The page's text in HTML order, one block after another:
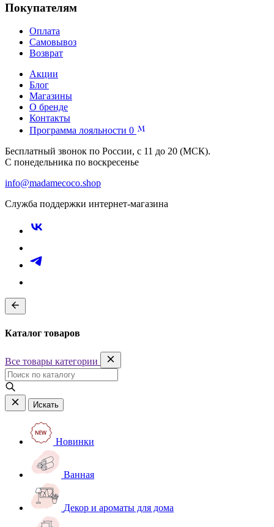
Покупателям
Оплата
Самовывоз
Возврат
Акции
Блог
Магазины
О бренде
Контакты
Программа лояльности 0
Бесплатный звонок по России, с 11 до 20 (МСК).
С понедельника по воскресенье
info@madamecoco.shop
Служба поддержки интернет-магазина
Каталог товаров
Все товары категории
Искать
Новинки
Ванная
Декор и ароматы для дома